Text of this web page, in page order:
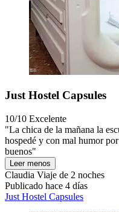
Just Hostel Capsules
10/10 Excelente
"La chica de la mañana la
hospedé y con mal humor
buenos"
Leer menos
Claudia Viaje de 2 noches
Publicado hace 4 días
Just Hostel Capsules